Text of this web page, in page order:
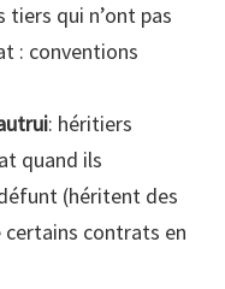
tiers qui n’ont pas
: conventions
: héritiers
quand ils
(héritent des
contrats en